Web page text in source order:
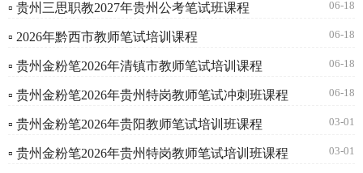
▫ 贵州三思职教2027年贵州公考笔试班课程 06-18
▫ 2026年黔西市教师笔试培训课程 06-18
▫ 贵州金粉笔2026年清镇市教师笔试培训课程 06-18
▫ 贵州金粉笔2026年贵州特岗教师笔试冲刺班课程 06-18
▫ 贵州金粉笔2026年贵阳教师笔试培训班课程 03-01
▫ 贵州金粉笔2026年贵州特岗教师笔试培训班课程 03-01